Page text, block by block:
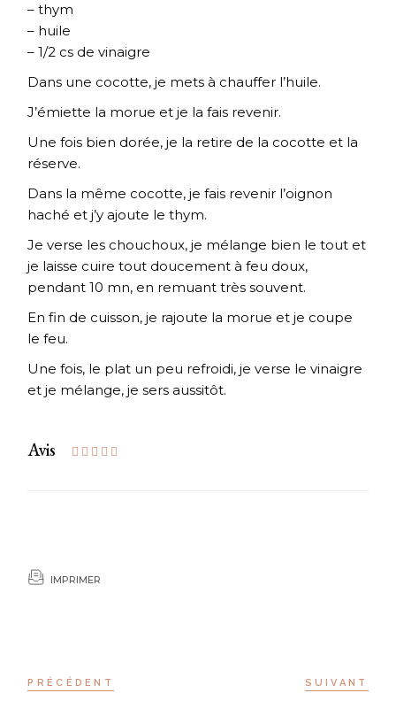
– thym
– huile
– 1/2 cs de vinaigre
Dans une cocotte, je mets à chauffer l’huile.
J’émiette la morue et je la fais revenir.
Une fois bien dorée, je la retire de la cocotte et la
réserve.
Dans la même cocotte, je fais revenir l’oignon
haché et j’y ajoute le thym.
Je verse les chouchoux, je mélange bien le tout et
je laisse cuire tout doucement à feu doux,
pendant 10 mn, en remuant très souvent.
En fin de cuisson, je rajoute la morue et je coupe
le feu.
Une fois, le plat un peu refroidi, je verse le vinaigre
et je mélange, je sers aussitôt.
Avis
IMPRIMER
PRÉCÉDENT SUIVANT